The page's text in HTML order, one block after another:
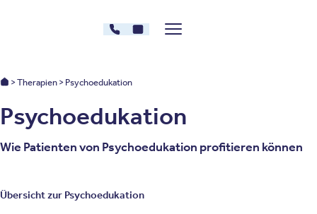
030 - 26478607
Kontakt
Menü zeigen/verstecken
Oberberg Kliniken: Startseite
Therapien Psychoedukation
Psychoedukation
Wie Patienten von Psychoedukation profitieren können
Übersicht zur Psychoedukation